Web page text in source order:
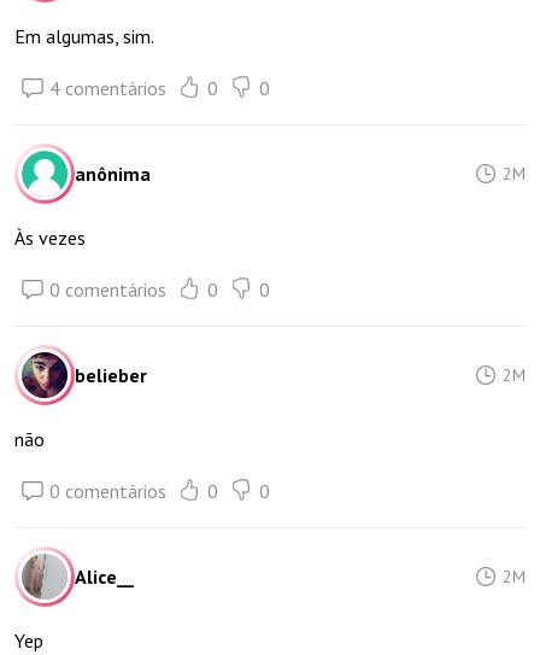
Em algumas, sim.
4 comentários 0 0
anônima 2M
Às vezes
0 comentários 0 0
belieber 2M
não
0 comentários 0 0
Alice__ 2M
Yep